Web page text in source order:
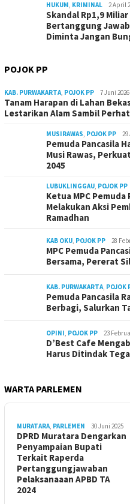
HUKUM, KRIMINAL 2 April
Skandal Rp1,9
Bertanggung
Diminta Jangan
POJOK PP
KAB. PURWAKARTA, POJOK PP 7 Juni 2026
Tanam Harapan di Lahan
Lestarikan Alam Sambil
MUSIRAWAS, POJOK PP 29
Pemuda Pancasila
Musi Rawas,
2045
LUBUKLINGGAU, POJOK PP
Ketua MPC
Melakukan Aksi
Ramadhan
KAB OKU, POJOK PP 28
MPC Pemuda
Bersama, Pererat
KAB. PURWAKARTA, POJOK
Pemuda Pancasila
Berbagi, Salurkan
OPINI, POJOK PP 23
D’Best Cafe
Harus Ditindak
WARTA PARLEMEN
MURATARA, PARLEMEN 30 Juni 2025
DPRD Muratara Dengarkan
Penyampaian Bupati
Terkait Raperda
Pertanggungjawaban
Pelaksanaaan APBD TA
2024